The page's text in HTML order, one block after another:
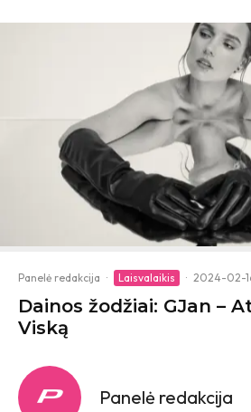
Panelė redakcija · Laisvalaikis · 2024-02-
Dainos žodžiai: GJan –
Viską
Panelė redakcija